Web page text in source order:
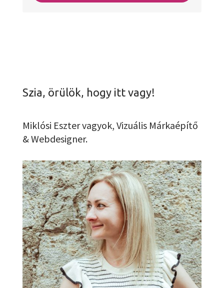
Szia, örülök, hogy itt vagy!
Miklósi Eszter vagyok, Vizuális Márkaépítő
& Webdesigner.